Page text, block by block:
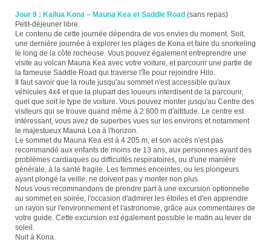
Jour 9 : Kailua Kona – Mauna Kea et Saddle Road (sans repas)
Petit-déjeuner libre.
Le contenu de cette journée dépendra de vos envies du moment. Soit,
une dernière journée à explorer les plages de Kona et faire du snorkeling
le long de la côte rocheuse. Vous pouvez également entreprendre une
visite au volcan Mauna Kea avec votre voiture, et parcourir une partie de
la fameuse Saddle Road qui traverse l'île pour rejoindre Hilo.
Il faut savoir que la route jusqu'au sommet n'est accessible qu'aux
véhicules 4x4 et que la plupart des loueurs interdisent de la parcourir,
quel que soit le type de voiture. Vous pouvez monter jusqu'au Centre des
visiteurs qui se trouve quand même à 2 800 m d'altitude. Le centre est
intéressant, vous avez de superbes vues sur les environs et notamment
le majestueux Mauna Loa à l'horizon.
Le sommet du Mauna Kea est à 4 205 m, et son accès n'est pas
recommandé aux enfants de moins de 13 ans, aux personnes ayant des
problèmes cardiaques ou difficultés respiratoires, ou d'une manière
générale, à la santé fragile. Les femmes enceintes, ou les plongeurs
ayant plongé la veille, ne doivent pas y monter non plus.
Nous vous recommandons de prendre part à une excursion optionnelle
au sommet en soirée, l'occasion d'admirer les étoiles et d'en apprendre
un rayon sur l'environnement et l'astronomie, grâce aux commentaires de
votre guide. Cette excursion est également possible le matin au lever de
soleil.
Nuit à Kona.